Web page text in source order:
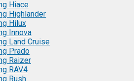
Hiace
Highlander
Hilux
Innova
Land Cruise
Prado
Raizer
RAV4
Rush